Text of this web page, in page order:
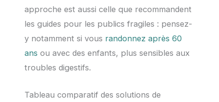
approche est aussi celle que recommandent
les guides pour les publics fragiles : pensez-
y notamment si vous randonnez après 60
ans ou avec des enfants, plus sensibles aux
troubles digestifs.
Tableau comparatif des solutions de